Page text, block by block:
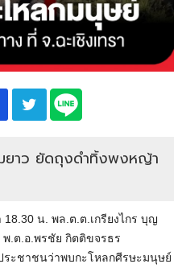
ยาว ยัดถุงดำทิ้งพงหญ้า
18.30 น. พล.ต.ต.เกรียงไกร บุญ
พ.ต.อ.พรชัย กิตติขจรธร
ระชาชนว่าพบกะโหลกศีรษะมนุษย์